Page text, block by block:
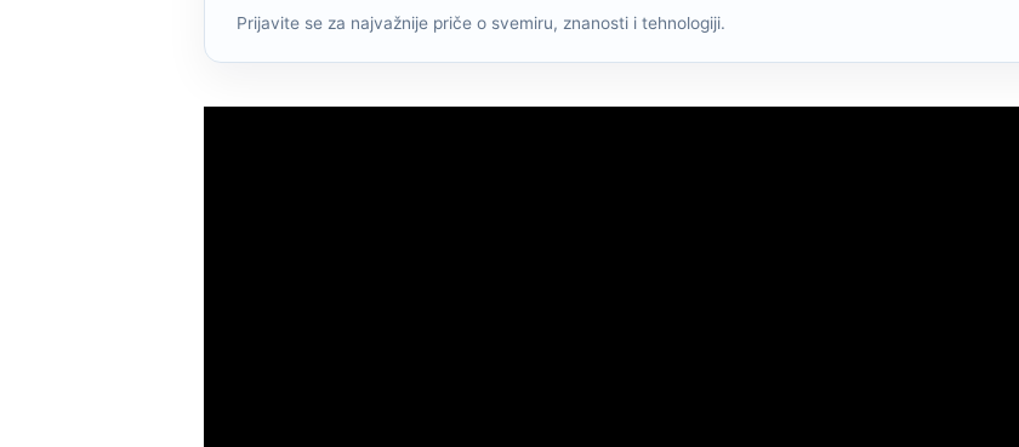
Prijavite se za najvažnije priče o svemiru, znanosti i tehnologiji.